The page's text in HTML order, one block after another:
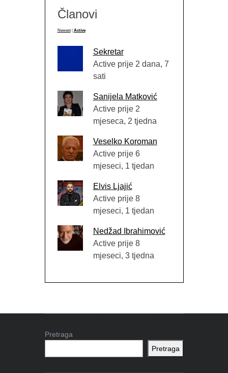
Članovi
Newest Active
Sekretar
Active prije 2 dana, 7
sati
Sanijela Matković
Active prije 2
mjeseca, 2 tjedna
Veselko Koroman
Active prije 6
mjeseci, 1 tjedan
Elvis Ljajić
Active prije 8
mjeseci, 1 tjedan
Nedžad Ibrahimović
Active prije 8
mjeseci, 3 tjedna
Pretraga
Pretraga